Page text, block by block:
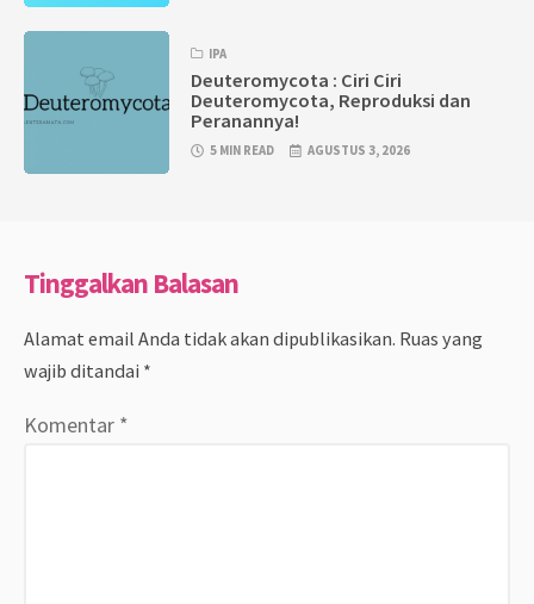
IPA
Deuteromycota : Ciri Ciri
Deuteromycota, Reproduksi dan
Peranannya!
5 MIN READ AGUSTUS 3, 2026
Tinggalkan Balasan
Alamat email Anda tidak akan dipublikasikan. Ruas yang
wajib ditandai *
Komentar *